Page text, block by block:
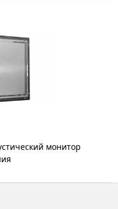
монитор